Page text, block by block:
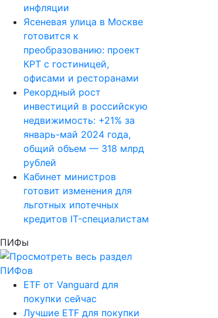
инфляции
Ясеневая улица в Москве
готовится к
преобразованию: проект
КРТ с гостиницей,
офисами и ресторанами
Рекордный рост
инвестиций в российскую
недвижимость: +21% за
январь-май 2024 года,
общий объем — 318 млрд
рублей
Кабинет министров
готовит изменения для
льготных ипотечных
кредитов IT-специалистам
ПИФы
ETF от Vanguard для
покупки сейчас
Лучшие ETF для покупки